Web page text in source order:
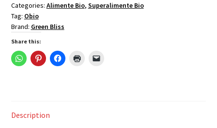
quantity
Categories: Alimente Bio, Superalimente Bio
Tag: Obio
Brand: Green Bliss
Share this:
Description